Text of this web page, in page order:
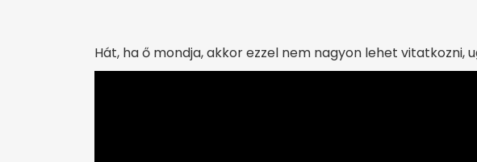
Hát, ha ő mondja, akkor ezzel nem nagyon lehet vitatkozni,